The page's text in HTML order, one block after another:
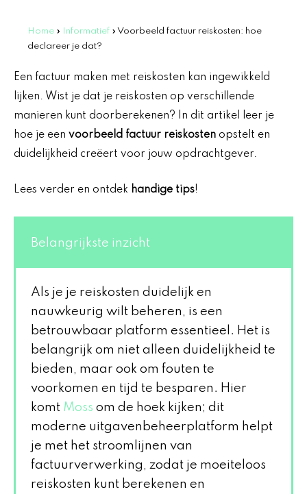
Home » Informatief » Voorbeeld factuur reiskosten: hoe
declareer je dat?
Een factuur maken met reiskosten kan ingewikkeld
lijken. Wist je dat je reiskosten op verschillende
manieren kunt doorberekenen? In dit artikel leer je
hoe je een voorbeeld factuur reiskosten opstelt en
duidelijkheid creëert voor jouw opdrachtgever.
Lees verder en ontdek handige tips!
Belangrijkste inzicht
Als je je reiskosten duidelijk en
nauwkeurig wilt beheren, is een
betrouwbaar platform essentieel. Het is
belangrijk om niet alleen duidelijkheid te
bieden, maar ook om fouten te
voorkomen en tijd te besparen. Hier
komt Moss om de hoek kijken; dit
moderne uitgavenbeheerplatform helpt
je met het stroomlijnen van
factuurverwerking, zodat je moeiteloos
reiskosten kunt berekenen en